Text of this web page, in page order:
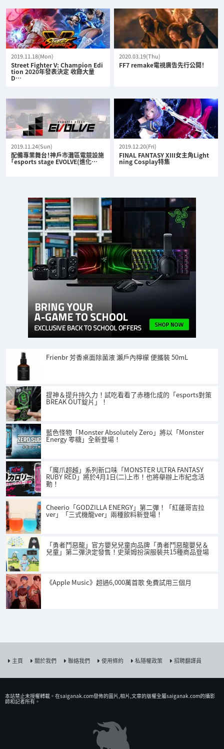
2019.11.18(Mon)
Street Fighter V: Champion Edi
tion 2020年發表決定 收錄大量
D…
2020.03.19(Thu)
FF7 remake電視廣告先行公開！
2019.11.24(Sun)
配備專業舞台！神戶市灘區電競設施
「esports stage EVOLVE(進化…
2019.12.20(Fri)
FINAL FANTASY XIII女主角Light
ning Cosplay特集
Frienbr 芳香桌面除菌液 瀨戶內檸檬 便攜裝 50mL
提神＆提升持久力！試吃看看了赤穗化成的「esports對策
BREAK OUT錠片」！
藍色怪物「Monster Absolutely Zero」將以「Monster
Energy 零糖」全新登場！
「魔爪超越」系列新口味「MONSTER ULTRA FANTASY
RUBY RED」將於4月1日(二)上市！也將舉辦上市紀念活
動！
Cheerio「GODZILLA ENERGY」第二彈！「紅蓮哥吉拉
ver」「三式機龍ver」兩種飲料新登場！
「勇者鬥惡龍」官方嬰兒兒童向品牌「勇者鬥惡龍嬰兒＆
兒童」第二彈決定發售！史萊姆扮演服裝共15種商品登場
《Apple Music》超過6,000萬首歌 免費試用三個月
主頁 關於我們 聯絡我們 使用條約 私隱權政策 招聘翻譯員
本站禁止未授權𨍭載。在saiganak.com發佈的圖片,相片,文章的版權全屬saiganak.com的攝影
師和記者所有。